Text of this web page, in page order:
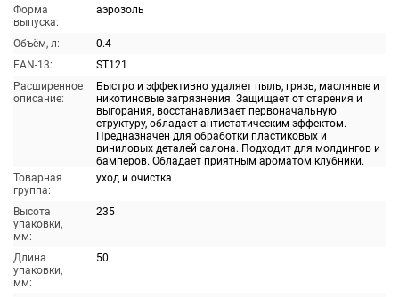
Форма
выпуска:
аэрозоль
Объём, л:
0.4
EAN-13:
ST121
Расширенное
описание:
Быстро и эффективно удаляет пыль, грязь, масляные и
никотиновые загрязнения. Защищает от старения и
выгорания, восстанавливает первоначальную
структуру, обладает антистатическим эффектом.
Предназначен для обработки пластиковых и
виниловых деталей салона. Подходит для молдингов и
бамперов. Обладает приятным ароматом клубники.
Товарная
группа:
уход и очистка
Высота
упаковки,
мм:
235
Длина
упаковки,
мм:
50